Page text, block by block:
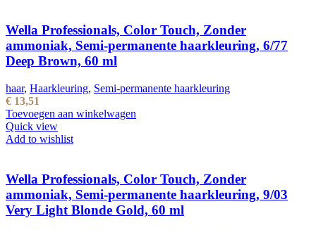
Wella Professionals, Color Touch, Zonder
ammoniak, Semi-permanente haarkleuring, 6/77
Deep Brown, 60 ml
haar, Haarkleuring, Semi-permanente haarkleuring
€ 13,51
Toevoegen aan winkelwagen
Quick view
Add to wishlist
Wella Professionals, Color Touch, Zonder
ammoniak, Semi-permanente haarkleuring, 9/03
Very Light Blonde Gold, 60 ml